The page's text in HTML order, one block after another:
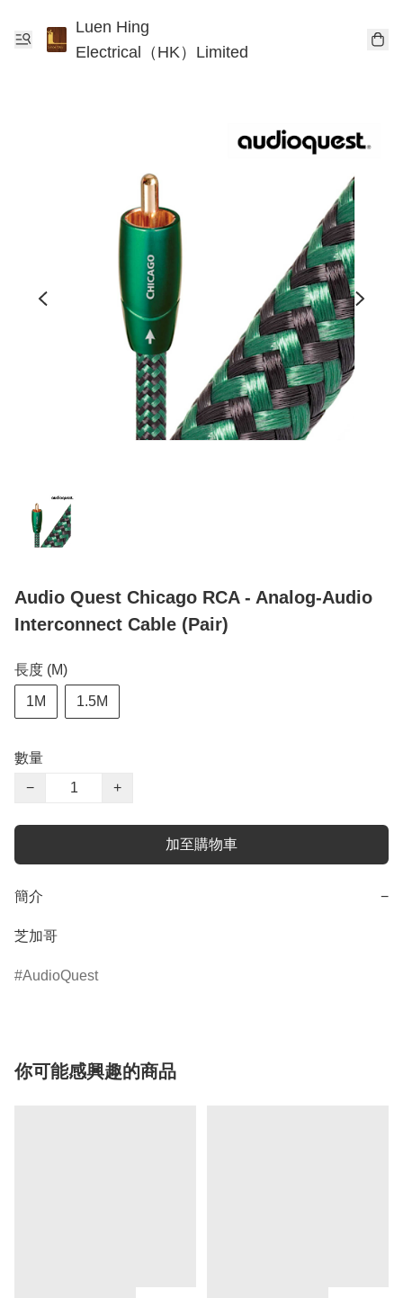
Luen Hing
Electrical（HK）Limited
Audio Quest Chicago RCA - Analog-Audio
Interconnect Cable (Pair)
長度 (M)
1M 1.5M
數量
−
+
加至購物車
簡介 −
芝加哥
AudioQuest
你可能感興趣的商品